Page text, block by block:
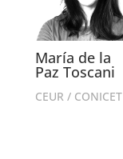
María de la
Paz Toscani
CEUR / CONICET